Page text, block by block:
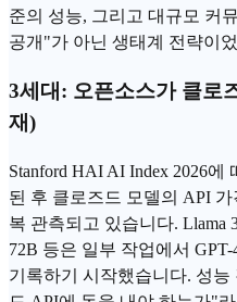
준의 성능, 그리고 대규모 커
공개"가 아닌 생태계 전략이
3세대: 오픈소스가 클로
재)
Stanford HAI AI Index 2026
된 후 클로즈드 모델의 API
복 관측되고 있습니다. Llama
72B 등은 일부 작업에서 GPT-
기록하기 시작했습니다. 성